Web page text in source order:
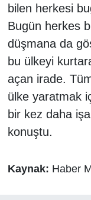
bilen herkesi
Bugün herkes
düşmana da
bu ülkeyi
açan irade.
ülke yaratmak
bir kez daha
konuştu.
Kaynak: Haber